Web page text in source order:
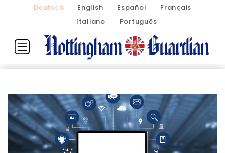
Deutsch English Español
Français
Italiano
Português